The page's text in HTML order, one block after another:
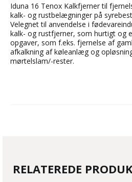
Iduna 16 Tenox Kalkfjerner til
kalk- og rustbelægninger på
Velegnet til anvendelse i
kalk- og rustfjerner, som hurtigt og
opgaver, som f.eks. fjernelse af
afkalkning af køleanlæg og
mørtelslam/-rester.
RELATEREDE